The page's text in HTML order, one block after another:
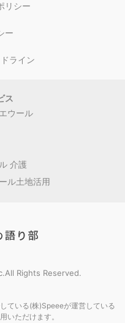
リシー
ー
ライン
ス
ウール
介護
ル土地活用
Rights Reserved.
ている(株)Speeeが運営している
いただけます。